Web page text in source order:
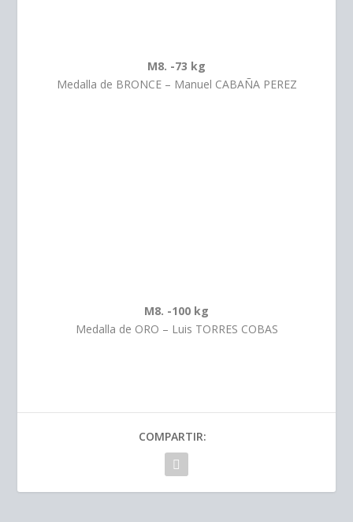
M8. -73 kg
Medalla de BRONCE – Manuel CABAÑA PEREZ
M8. -100 kg
Medalla de ORO – Luis TORRES COBAS
COMPARTIR: